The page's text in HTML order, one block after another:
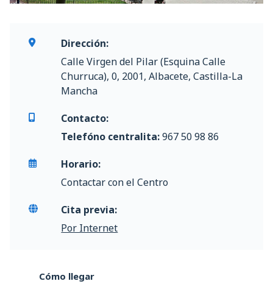
Dirección:
Calle Virgen del Pilar (Esquina Calle
Churruca), 0, 2001, Albacete, Castilla-La
Mancha
Contacto:
Telefóno centralita:967 50 98 86
Horario:
Contactar con el Centro
Cita previa:
Por Internet
Cómo llegar